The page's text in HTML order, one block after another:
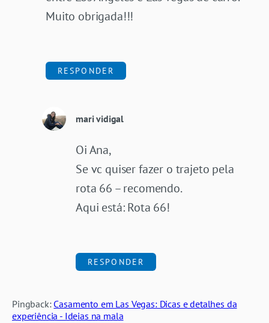
Muito obrigada!!!
RESPONDER
mari vidigal
Oi Ana,
Se vc quiser fazer o trajeto pela
rota 66 – recomendo.
Aqui está:Rota 66!
RESPONDER
Pingback: Casamento em Las Vegas: Dicas e detalhes da
experiência - Ideias na mala